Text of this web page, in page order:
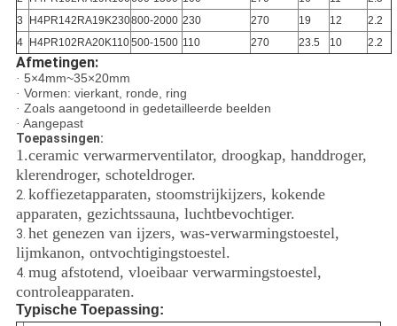
3
H4PR142RA19K230800-2000 230 270 19 12
2.2
4
H4PR102RA20K110500-1500 110 270 23.5 10 2.2
Afmetingen:
· 5×4mm~35×20mm
· Vormen: vierkant, ronde, ring
· Zoals aangetoond in gedetailleerde beelden
· Aangepast
Toepassingen:
1.ceramic verwarmerventilator, droogkap, handdroger,
klerendroger, schoteldroger.
2. koffiezetapparaten, stoomstrijkijzers, kokende
apparaten, gezichtssauna, luchtbevochtiger.
3. het genezen van ijzers, was-verwarmingstoestel,
lijmkanon, ontvochtigingstoestel.
4. mug afstotend, vloeibaar verwarmingstoestel,
controleapparaten.
Typische Toepassing: